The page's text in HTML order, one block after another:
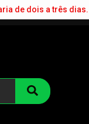
de dois a três